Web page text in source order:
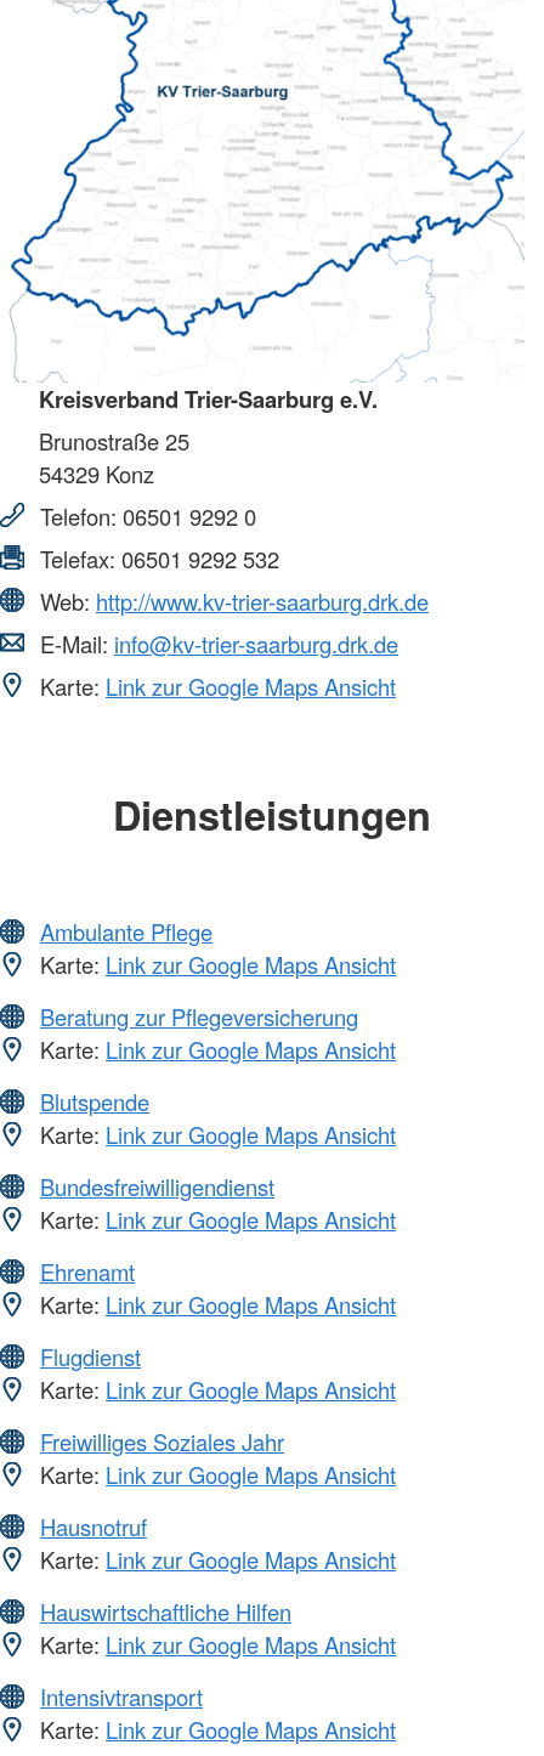
Kreisverband Trier-Saarburg e.V.
Brunostraße 25
54329 Konz
Telefon: 06501 9292 0
Telefax: 06501 9292 532
Web: http://www.kv-trier-saarburg.drk.de
E-Mail: info@kv-trier-saarburg.drk.de
Karte: Link zur Google Maps Ansicht
Dienstleistungen
Ambulante Pflege
Karte: Link zur Google Maps Ansicht
Beratung zur Pflegeversicherung
Karte: Link zur Google Maps Ansicht
Blutspende
Karte: Link zur Google Maps Ansicht
Bundesfreiwilligendienst
Karte: Link zur Google Maps Ansicht
Ehrenamt
Karte: Link zur Google Maps Ansicht
Flugdienst
Karte: Link zur Google Maps Ansicht
Freiwilliges Soziales Jahr
Karte: Link zur Google Maps Ansicht
Hausnotruf
Karte: Link zur Google Maps Ansicht
Hauswirtschaftliche Hilfen
Karte: Link zur Google Maps Ansicht
Intensivtransport
Karte: Link zur Google Maps Ansicht